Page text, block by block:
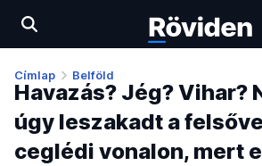
Címlap Belföld
Havazás? Jég? Vihar?
úgy leszakadt a
ceglédi vonalon, mert